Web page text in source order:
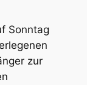
Sonntag
zur